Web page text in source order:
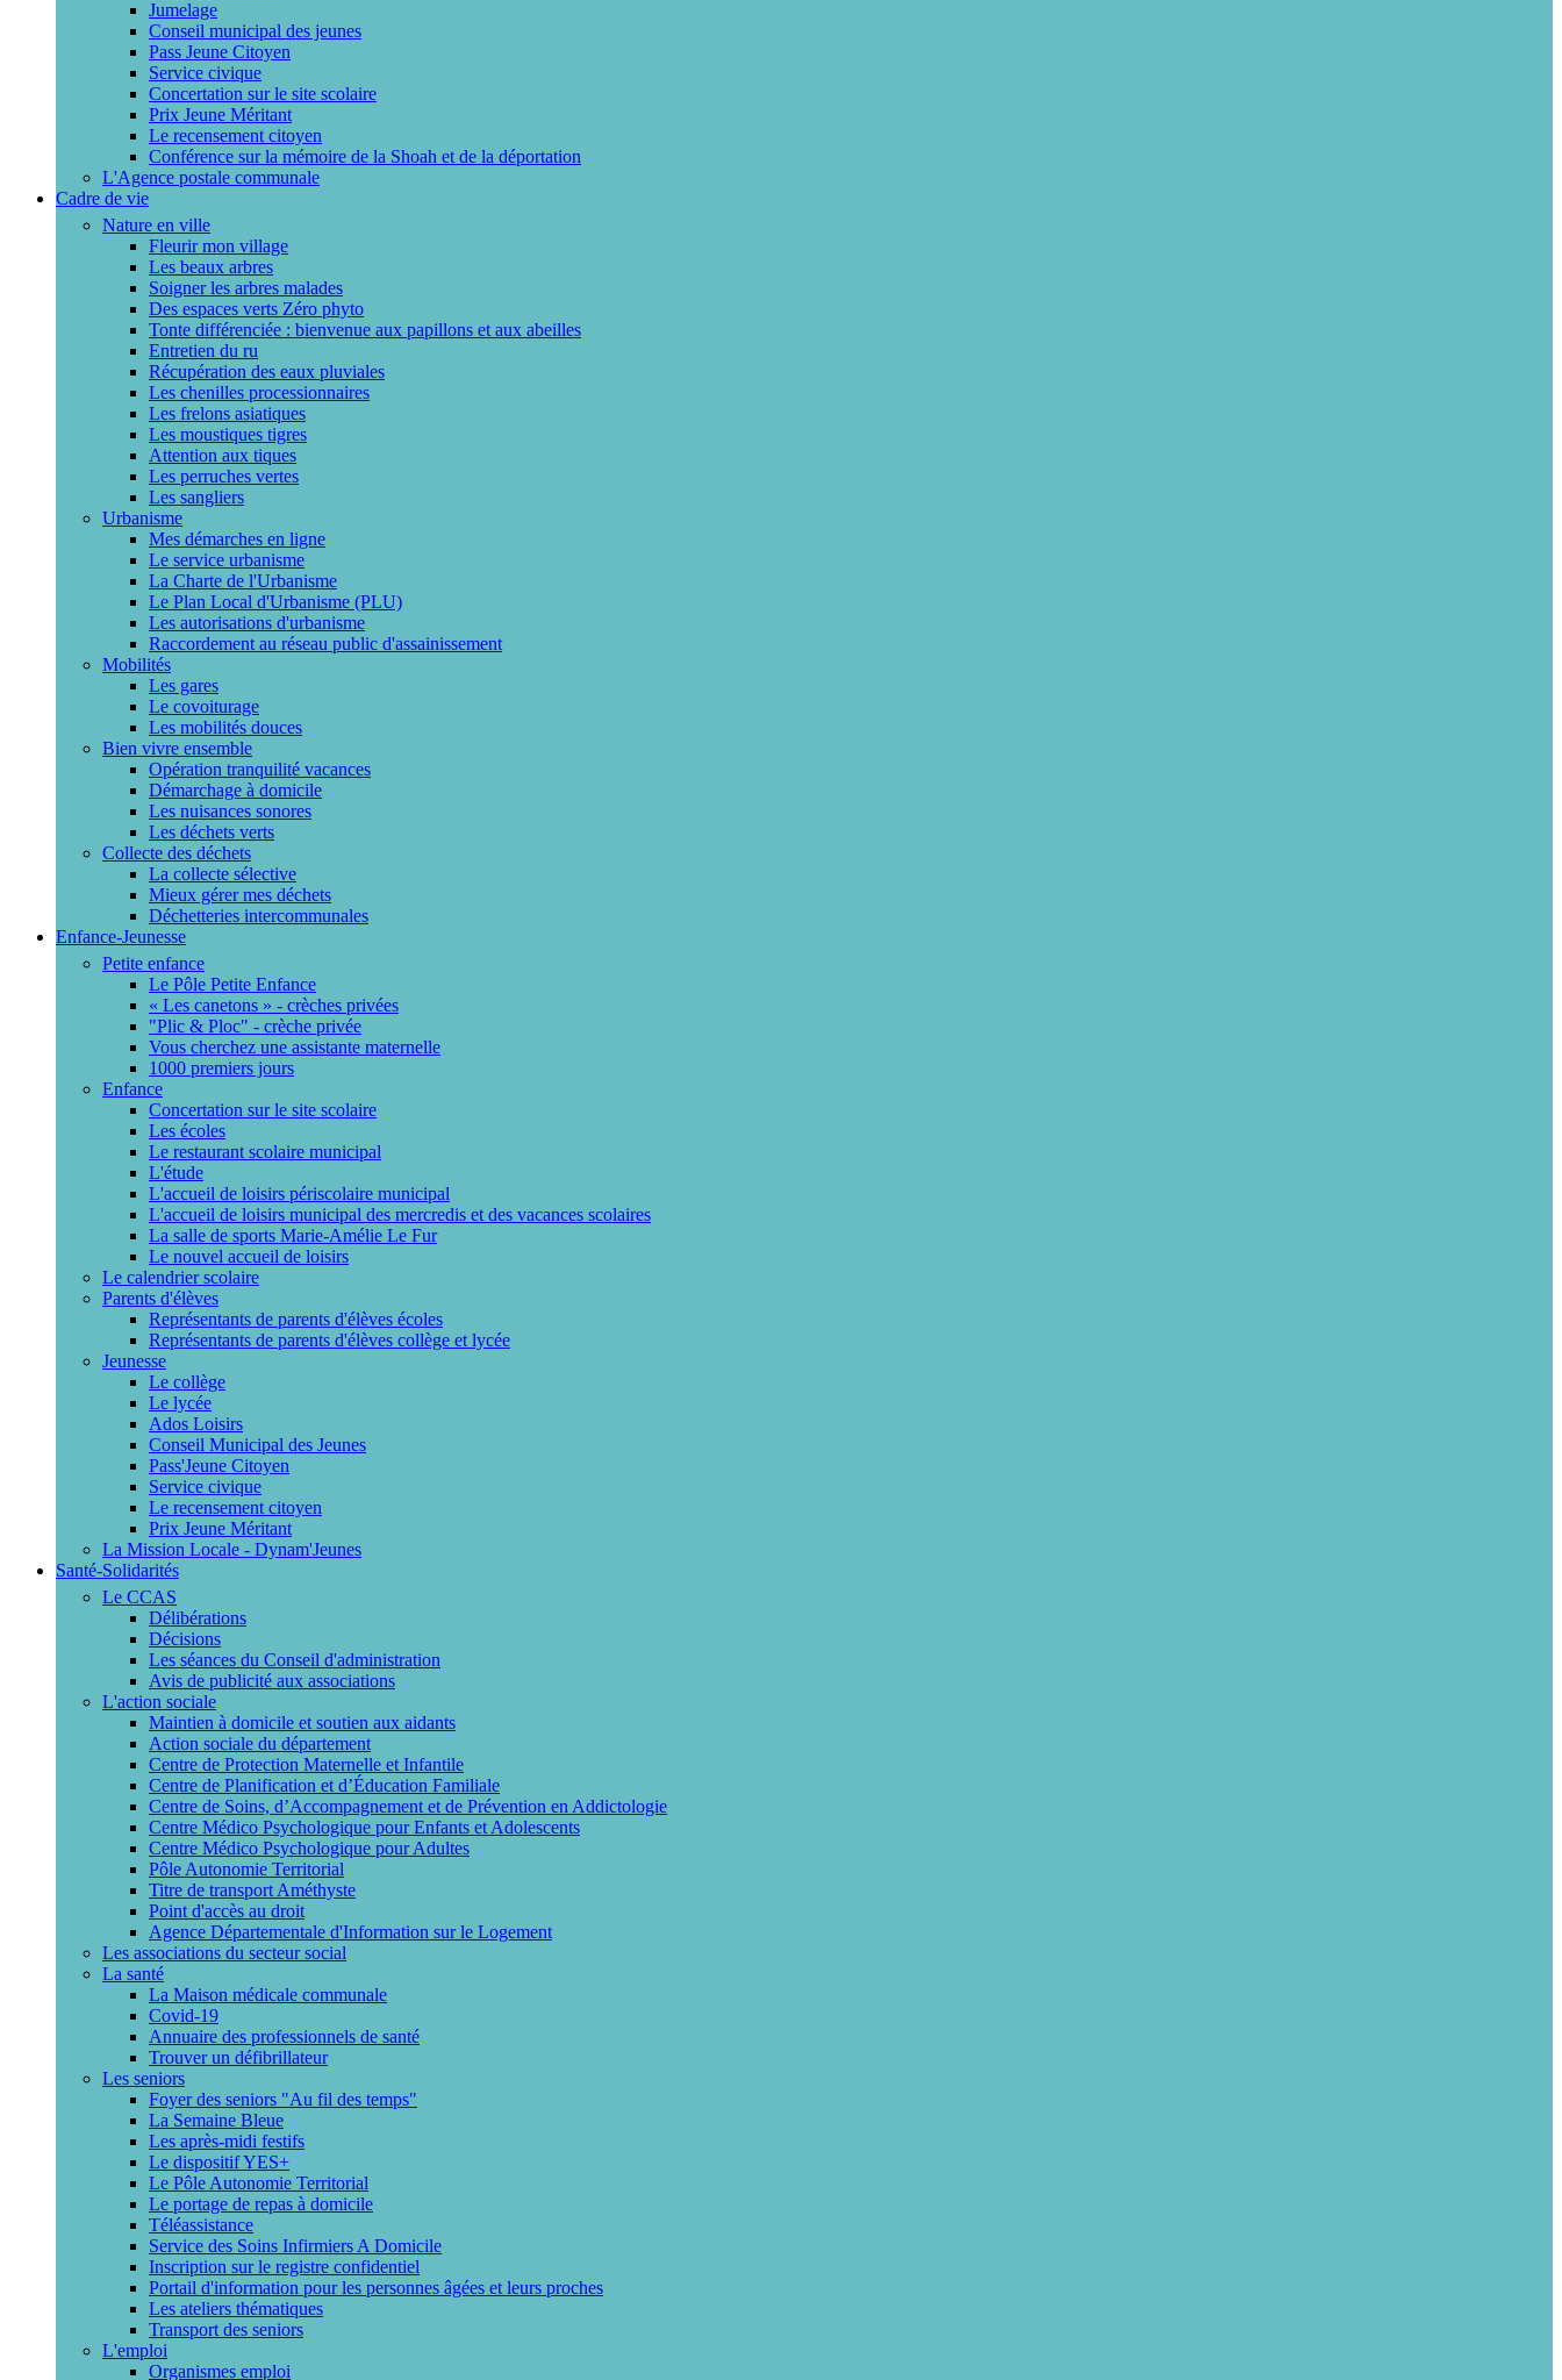
Jumelage
Conseil municipal des jeunes
Pass Jeune Citoyen
Service civique
Concertation sur le site scolaire
Prix Jeune Méritant
Le recensement citoyen
Conférence sur la mémoire de la Shoah et de la déportation
L'Agence postale communale
Cadre de vie
Nature en ville
Fleurir mon village
Les beaux arbres
Soigner les arbres malades
Des espaces verts Zéro phyto
Tonte différenciée : bienvenue aux papillons et aux abeilles
Entretien du ru
Récupération des eaux pluviales
Les chenilles processionnaires
Les frelons asiatiques
Les moustiques tigres
Attention aux tiques
Les perruches vertes
Les sangliers
Urbanisme
Mes démarches en ligne
Le service urbanisme
La Charte de l'Urbanisme
Le Plan Local d'Urbanisme (PLU)
Les autorisations d'urbanisme
Raccordement au réseau public d'assainissement
Mobilités
Les gares
Le covoiturage
Les mobilités douces
Bien vivre ensemble
Opération tranquilité vacances
Démarchage à domicile
Les nuisances sonores
Les déchets verts
Collecte des déchets
La collecte sélective
Mieux gérer mes déchets
Déchetteries intercommunales
Enfance-Jeunesse
Petite enfance
Le Pôle Petite Enfance
« Les canetons » - crèches privées
"Plic & Ploc" - crèche privée
Vous cherchez une assistante maternelle
1000 premiers jours
Enfance
Concertation sur le site scolaire
Les écoles
Le restaurant scolaire municipal
L'étude
L'accueil de loisirs périscolaire municipal
L'accueil de loisirs municipal des mercredis et des vacances scolaires
La salle de sports Marie-Amélie Le Fur
Le nouvel accueil de loisirs
Le calendrier scolaire
Parents d'élèves
Représentants de parents d'élèves écoles
Représentants de parents d'élèves collège et lycée
Jeunesse
Le collège
Le lycée
Ados Loisirs
Conseil Municipal des Jeunes
Pass'Jeune Citoyen
Service civique
Le recensement citoyen
Prix Jeune Méritant
La Mission Locale - Dynam'Jeunes
Santé-Solidarités
Le CCAS
Délibérations
Décisions
Les séances du Conseil d'administration
Avis de publicité aux associations
L'action sociale
Maintien à domicile et soutien aux aidants
Action sociale du département
Centre de Protection Maternelle et Infantile
Centre de Planification et d’Éducation Familiale
Centre de Soins, d’Accompagnement et de Prévention en Addictologie
Centre Médico Psychologique pour Enfants et Adolescents
Centre Médico Psychologique pour Adultes
Pôle Autonomie Territorial
Titre de transport Améthyste
Point d'accès au droit
Agence Départementale d'Information sur le Logement
Les associations du secteur social
La santé
La Maison médicale communale
Covid-19
Annuaire des professionnels de santé
Trouver un défibrillateur
Les seniors
Foyer des seniors "Au fil des temps"
La Semaine Bleue
Les après-midi festifs
Le dispositif YES+
Le Pôle Autonomie Territorial
Le portage de repas à domicile
Téléassistance
Service des Soins Infirmiers A Domicile
Inscription sur le registre confidentiel
Portail d'information pour les personnes âgées et leurs proches
Les ateliers thématiques
Transport des seniors
L'emploi
Organismes emploi